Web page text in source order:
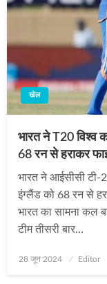
खेल
भारत ने T20 विश्‍व
68 रन से हराकर
भारत ने आईसीसी
इंग्लैंड को 68 रन से
भारत का सामना कल
टीम तीसरी बार…
Posted
28 जून 2024 Editor